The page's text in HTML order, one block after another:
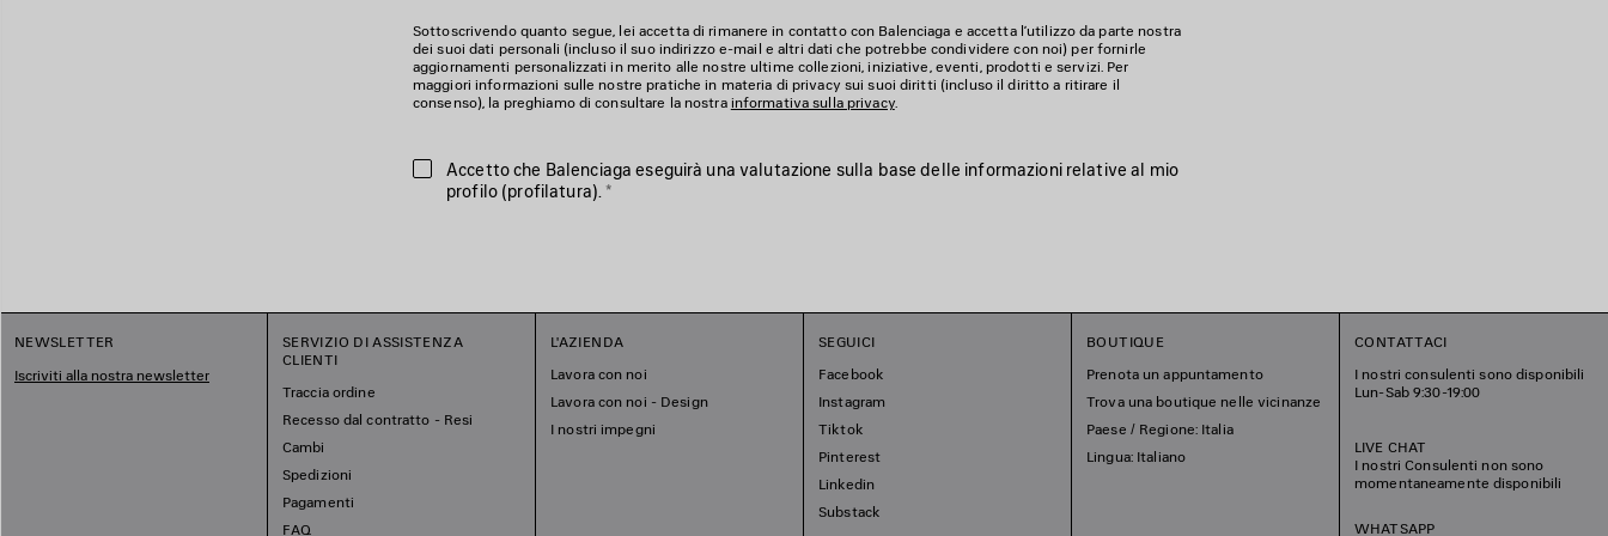
Sottoscrivendo quanto segue, lei accetta di rimanere in contatto con Balenciaga e accetta l’utilizzo da parte nostra
dei suoi dati personali (incluso il suo indirizzo e-mail e altri dati che potrebbe condividere con noi) per fornirle
aggiornamenti personalizzati in merito alle nostre ultime collezioni, iniziative, eventi, prodotti e servizi. Per
maggiori informazioni sulle nostre pratiche in materia di privacy sui suoi diritti (incluso il diritto a ritirare il
consenso), la preghiamo di consultare la nostra informativa sulla privacy.
Accetto che Balenciaga eseguirà una valutazione sulla base delle informazioni relative al mio
profilo (profilatura).*
NEWSLETTER
Iscriviti alla nostra newsletter
SERVIZIO DI ASSISTENZA
CLIENTI
Traccia ordine
Recesso dal contratto - Resi
Cambi
Spedizioni
Pagamenti
FAQ
L'AZIENDA
Lavora con noi
Lavora con noi - Design
I nostri impegni
SEGUICI
Facebook
Instagram
Tiktok
Pinterest
Linkedin
Substack
BOUTIQUE
Prenota un appuntamento
Trova una boutique nelle vicinanze
Paese / Regione: Italia
Lingua: Italiano
CONTATTACI
I nostri consulenti sono disponibili
Lun-Sab 9:30-19:00
LIVE CHAT
I nostri Consulenti non sono
momentaneamente disponibili
WHATSAPP